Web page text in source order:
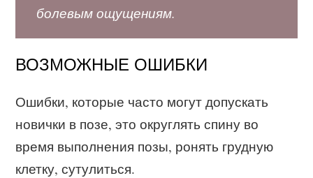
болевым ощущениям.
ВОЗМОЖНЫЕ ОШИБКИ
Ошибки, которые часто могут допускать
новички в позе, это округлять спину во
время выполнения позы, ронять грудную
клетку, сутулиться.